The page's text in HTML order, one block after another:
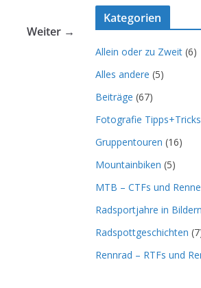
Weiter →
Kategorien
Allein oder zu Zweit (6)
Alles andere (5)
Beiträge (67)
Fotografie Tipps+Tricks
Gruppentouren (16)
Mountainbiken (5)
MTB – CTFs und
Radsportjahre in Bildern
Radspottgeschichten
Rennrad – RTFs und